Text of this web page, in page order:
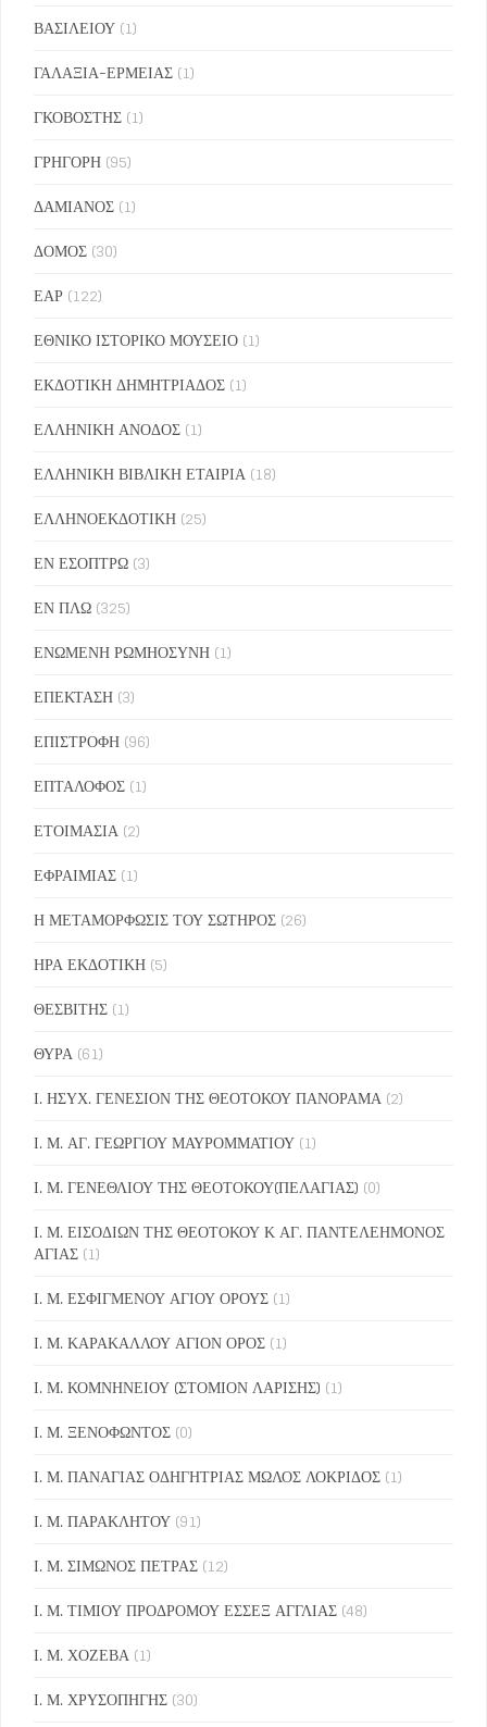
ΒΑΣΙΛΕΙΟΥ (1)
ΓΑΛΑΞΙΑ-ΕΡΜΕΙΑΣ (1)
ΓΚΟΒΟΣΤΗΣ (1)
ΓΡΗΓΟΡΗ (95)
ΔΑΜΙΑΝΟΣ (1)
ΔΟΜΟΣ (30)
ΕΑΡ (122)
ΕΘΝΙΚΟ ΙΣΤΟΡΙΚΟ ΜΟΥΣΕΙΟ (1)
ΕΚΔΟΤΙΚΗ ΔΗΜΗΤΡΙΑΔΟΣ (1)
ΕΛΛΗΝΙΚΗ ΑΝΟΔΟΣ (1)
ΕΛΛΗΝΙΚΗ ΒΙΒΛΙΚΗ ΕΤΑΙΡΙΑ (18)
ΕΛΛΗΝΟΕΚΔΟΤΙΚΗ (25)
ΕΝ ΕΣΟΠΤΡΩ (3)
ΕΝ ΠΛΩ (325)
ΕΝΩΜΕΝΗ ΡΩΜΗΟΣΥΝΗ (1)
ΕΠΕΚΤΑΣΗ (3)
ΕΠΙΣΤΡΟΦΗ (96)
ΕΠΤΑΛΟΦΟΣ (1)
ΕΤΟΙΜΑΣΙΑ (2)
ΕΦΡΑΙΜΙΑΣ (1)
Η ΜΕΤΑΜΟΡΦΩΣΙΣ ΤΟΥ ΣΩΤΗΡΟΣ (26)
ΗΡΑ ΕΚΔΟΤΙΚΗ (5)
ΘΕΣΒΙΤΗΣ (1)
ΘΥΡΑ (61)
Ι. ΗΣΥΧ. ΓΕΝΕΣΙΟΝ ΤΗΣ ΘΕΟΤΟΚΟΥ ΠΑΝΟΡΑΜΑ (2)
Ι. Μ. ΑΓ. ΓΕΩΡΓΙΟΥ ΜΑΥΡΟΜΜΑΤΙΟΥ (1)
Ι. Μ. ΓΕΝΕΘΛΙΟΥ ΤΗΣ ΘΕΟΤΟΚΟΥ(ΠΕΛΑΓΙΑΣ) (0)
Ι. Μ. ΕΙΣΟΔΙΩΝ ΤΗΣ ΘΕΟΤΟΚΟΥ Κ ΑΓ. ΠΑΝΤΕΛΕΗΜΟΝΟΣ
ΑΓΙΑΣ (1)
Ι. Μ. ΕΣΦΙΓΜΕΝΟΥ ΑΓΙΟΥ ΟΡΟΥΣ (1)
Ι. Μ. ΚΑΡΑΚΑΛΛΟΥ ΑΓΙΟΝ ΟΡΟΣ (1)
Ι. Μ. ΚΟΜΝΗΝΕΙΟΥ (ΣΤΟΜΙΟΝ ΛΑΡΙΣΗΣ) (1)
Ι. Μ. ΞΕΝΟΦΩΝΤΟΣ (0)
Ι. Μ. ΠΑΝΑΓΙΑΣ ΟΔΗΓΗΤΡΙΑΣ ΜΩΛΟΣ ΛΟΚΡΙΔΟΣ (1)
Ι. Μ. ΠΑΡΑΚΛΗΤΟΥ (91)
Ι. Μ. ΣΙΜΩΝΟΣ ΠΕΤΡΑΣ (12)
Ι. Μ. ΤΙΜΙΟΥ ΠΡΟΔΡΟΜΟΥ ΕΣΣΕΞ ΑΓΓΛΙΑΣ (48)
Ι. Μ. ΧΟΖΕΒΑ (1)
Ι. Μ. ΧΡΥΣΟΠΗΓΗΣ (30)